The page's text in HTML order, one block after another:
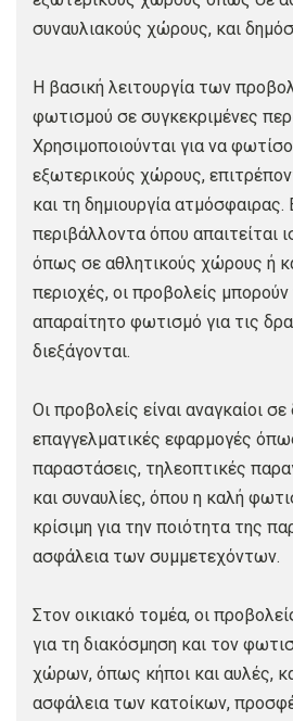
συναυλιακούς χώρους, και
Η βασική λειτουργία των
φωτισμού σε συγκεκριμένες
Χρησιμοποιούνται για να
εξωτερικούς χώρους,
και τη δημιουργία ατμόσφαιρας.
περιβάλλοντα όπου απαιτείται
όπως σε αθλητικούς χώρους ή
περιοχές, οι προβολείς
απαραίτητο φωτισμό για τις
διεξάγονται.
Οι προβολείς είναι αναγκαίοι
επαγγελματικές εφαρμογές
παραστάσεις, τηλεοπτικές
και συναυλίες, όπου η καλή
κρίσιμη για την ποιότητα της
ασφάλεια των συμμετεχόντων.
Στον οικιακό τομέα, οι
για τη διακόσμηση και τον
χώρων, όπως κήποι και αυλές,
ασφάλεια των κατοίκων,